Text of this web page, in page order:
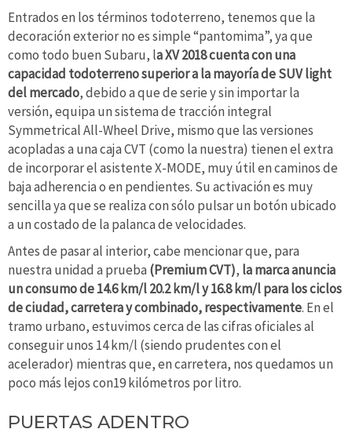
Entrados en los términos todoterreno, tenemos que la
decoración exterior no es simple “pantomima”, ya que
como todo buen Subaru, la XV 2018 cuenta con una
capacidad todoterreno superior a la mayoría de SUV light
del mercado, debido a que de serie y sin importar la
versión, equipa un sistema de tracción integral
Symmetrical All-Wheel Drive, mismo que las versiones
acopladas a una caja CVT (como la nuestra) tienen el extra
de incorporar el asistente X-MODE, muy útil en caminos de
baja adherencia o en pendientes. Su activación es muy
sencilla ya que se realiza con sólo pulsar un botón ubicado
a un costado de la palanca de velocidades.
Antes de pasar al interior, cabe mencionar que, para
nuestra unidad a prueba (Premium CVT), la marca anuncia
un consumo de 14.6 km/l 20.2 km/l y 16.8 km/l para los ciclos
de ciudad, carretera y combinado, respectivamente. En el
tramo urbano, estuvimos cerca de las cifras oficiales al
conseguir unos 14 km/l (siendo prudentes con el
acelerador) mientras que, en carretera, nos quedamos un
poco más lejos con19 kilómetros por litro.
PUERTAS ADENTRO